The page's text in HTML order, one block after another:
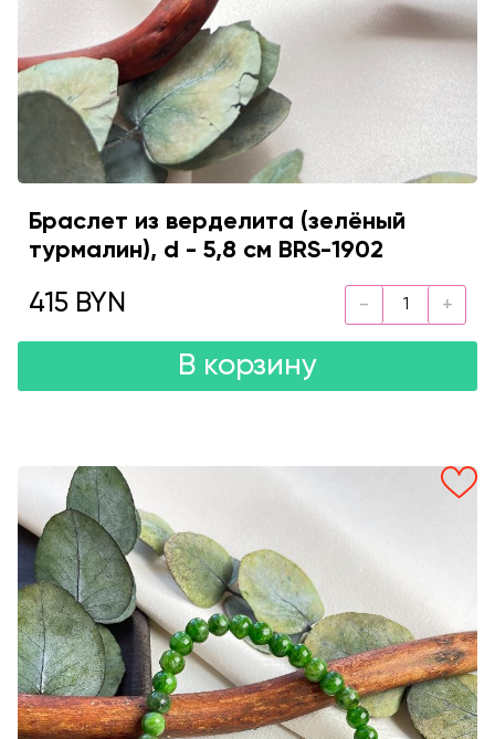
Браслет из верделита (зелёный
турмалин), d - 5,8 см BRS-1902
415 BYN
В корзину